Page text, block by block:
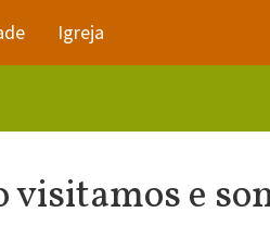
Igreja
visitamos e